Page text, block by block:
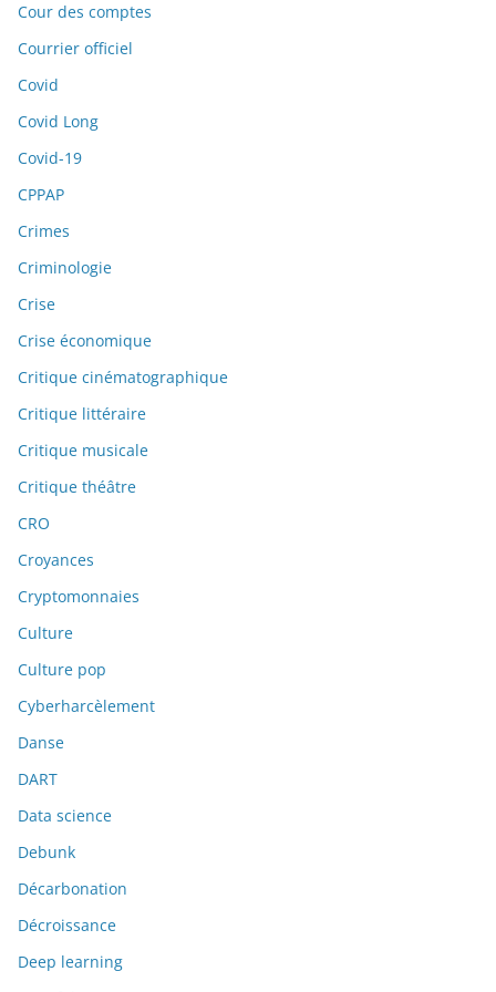
Cour des comptes
Courrier officiel
Covid
Covid Long
Covid-19
CPPAP
Crimes
Criminologie
Crise
Crise économique
Critique cinématographique
Critique littéraire
Critique musicale
Critique théâtre
CRO
Croyances
Cryptomonnaies
Culture
Culture pop
Cyberharcèlement
Danse
DART
Data science
Debunk
Décarbonation
Décroissance
Deep learning